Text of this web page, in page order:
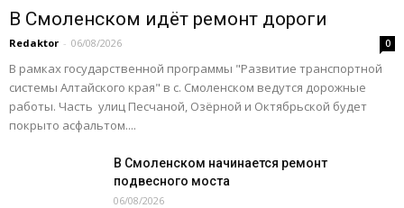
В Смоленском идёт ремонт дороги
Redaktor - 06/08/2026 0
В рамках государственной программы "Развитие транспортной
системы Алтайского края" в с. Смоленском ведутся дорожные
работы. Часть улиц Песчаной, Озёрной и Октябрьской будет
покрыто асфальтом....
В Смоленском начинается ремонт
подвесного моста
06/08/2026